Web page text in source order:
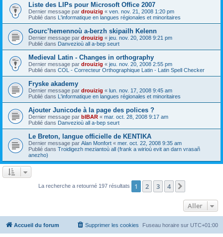
Liste des LIPs pour Microsoft Office 2007
Dernier message par drouizig « ven. nov. 21, 2008 1:20 pm
Publié dans L'informatique en langues régionales et minoritaires
Gourc’hemennoù a-berzh skipailh Kelenn
Dernier message par drouizig « jeu. nov. 20, 2008 9:21 pm
Publié dans Danvezioù all a-bep seurt
Medieval Latin - Changes in orthography
Dernier message par drouizig « jeu. nov. 20, 2008 2:55 pm
Publié dans COL - Correcteur Orthographique Latin - Latin Spell Checker
Fryske akademy
Dernier message par drouizig « lun. nov. 17, 2008 9:45 am
Publié dans L'informatique en langues régionales et minoritaires
Ajouter Junicode à la page des polices ?
Dernier message par bIBAR « mar. oct. 28, 2008 9:17 am
Publié dans Danvezioù all a-bep seurt
Le Breton, langue officielle de KENTIKA
Dernier message par Alan Monfort « mer. oct. 22, 2008 9:35 am
Publié dans Troidigezh meziantoù all (frank a wirioù evit an darn vrasañ
anezho)
La recherche a retourné 197 résultats 1 2 3 4
Aller
Accueil du forum Fuseau horaire sur UTC+01:00
Supprimer les cookies